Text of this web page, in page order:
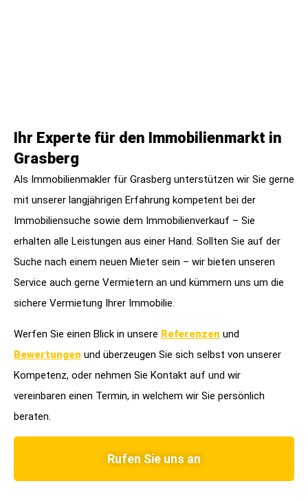
Ihr Experte für den Immobilienmarkt in
Grasberg
Als Immobilienmakler für Grasberg unterstützen wir Sie gerne
mit unserer langjährigen Erfahrung kompetent bei der
Immobiliensuche sowie dem Immobilienverkauf – Sie
erhalten alle Leistungen aus einer Hand. Sollten Sie auf der
Suche nach einem neuen Mieter sein – wir bieten unseren
Service auch gerne Vermietern an und kümmern uns um die
sichere Vermietung Ihrer Immobilie.
Werfen Sie einen Blick in unsere Referenzen und
Bewertungen und überzeugen Sie sich selbst von unserer
Kompetenz, oder nehmen Sie Kontakt auf und wir
vereinbaren einen Termin, in welchem wir Sie persönlich
beraten.
Rufen Sie uns an